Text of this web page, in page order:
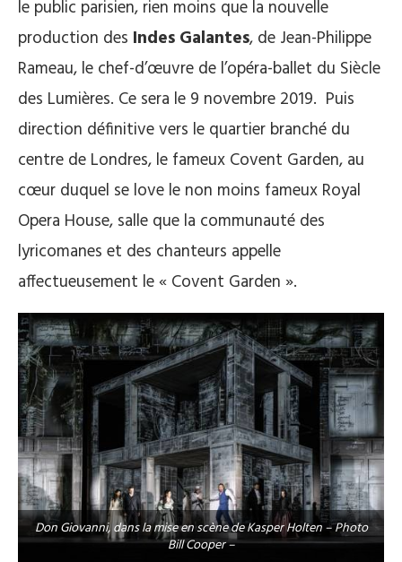
le public parisien, rien moins que la nouvelle
production des Indes Galantes, de Jean-Philippe
Rameau, le chef-d’œuvre de l’opéra-ballet du Siècle
des Lumières. Ce sera le 9 novembre 2019. Puis
direction définitive vers le quartier branché du
centre de Londres, le fameux Covent Garden, au
cœur duquel se love le non moins fameux Royal
Opera House, salle que la communauté des
lyricomanes et des chanteurs appelle
affectueusement le « Covent Garden ».
Don Giovanni, dans la mise en scène de Kasper Holten – Photo
Bill Cooper –